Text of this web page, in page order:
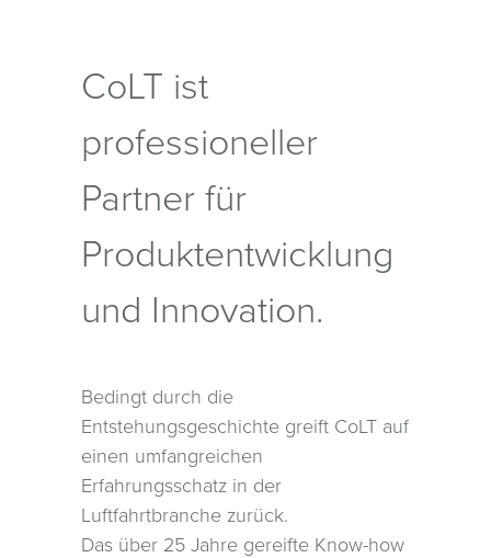
CoLT ist
professioneller
Partner für
Produktentwicklung
und Innovation.
Bedingt durch die
Entstehungsgeschichte greift CoLT auf
einen umfangreichen
Erfahrungsschatz in der
Luftfahrtbranche zurück.
Das über 25 Jahre gereifte Know-how